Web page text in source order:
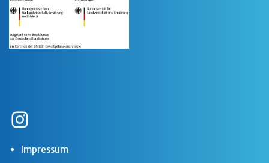
Impressum